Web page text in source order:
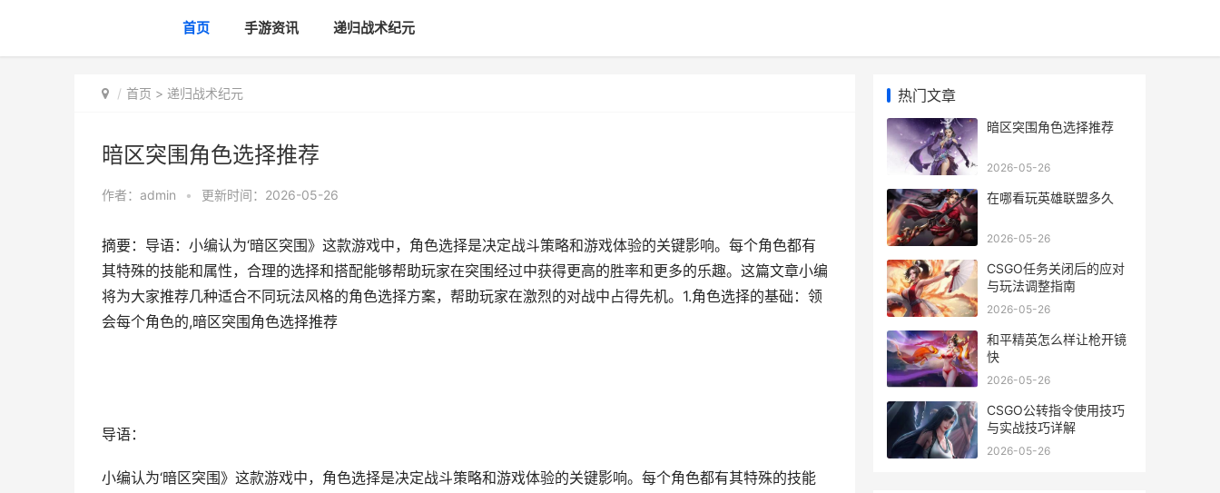
首页 手游资讯 递归战术纪元
首页 > 递归战术纪元
暗区突围角色选择推荐
作者： admin • 更新时间：2026-05-26
摘要：导语：小编认为‘暗区突围》这款游戏中，角色选择是决定战斗策略和游戏体验的关键影响。每个角色都有
其特殊的技能和属性，合理的选择和搭配能够帮助玩家在突围经过中获得更高的胜率和更多的乐趣。这篇文章小编
将为大家推荐几种适合不同玩法风格的角色选择方案，帮助玩家在激烈的对战中占得先机。1.角色选择的基础：领
会每个角色的,暗区突围角色选择推荐
导语：
小编认为‘暗区突围》这款游戏中，角色选择是决定战斗策略和游戏体验的关键影响。每个角色都有其特殊的技能
热门文章
暗区突围角色选择推荐
2026-05-26
在哪看玩英雄联盟多久
2026-05-26
CSGO任务关闭后的应对
与玩法调整指南
2026-05-26
和平精英怎么样让枪开镜
快
2026-05-26
CSGO公转指令使用技巧
与实战技巧详解
2026-05-26